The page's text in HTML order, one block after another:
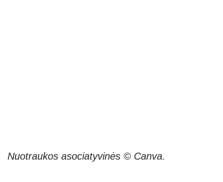
Nuotraukos asociatyvinės © Canva.